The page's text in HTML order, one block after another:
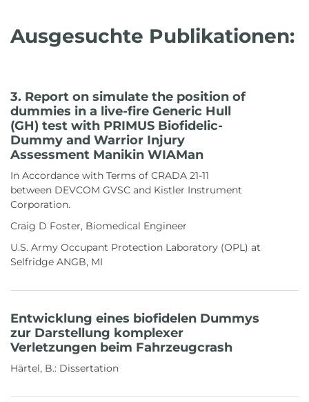
Ausgesuchte Publikationen:
3. Report on simulate the position of
dummies in a live-fire Generic Hull
(GH) test with PRIMUS Biofidelic-
Dummy and Warrior Injury
Assessment Manikin WIAMan
In Accordance with Terms of CRADA 21-11
between DEVCOM GVSC and Kistler Instrument
Corporation.
Craig D Foster, Biomedical Engineer
U.S. Army Occupant Protection Laboratory (OPL) at
Selfridge ANGB, MI
Entwicklung eines biofidelen Dummys
zur Darstellung komplexer
Verletzungen beim Fahrzeugcrash
Härtel, B.: Dissertation